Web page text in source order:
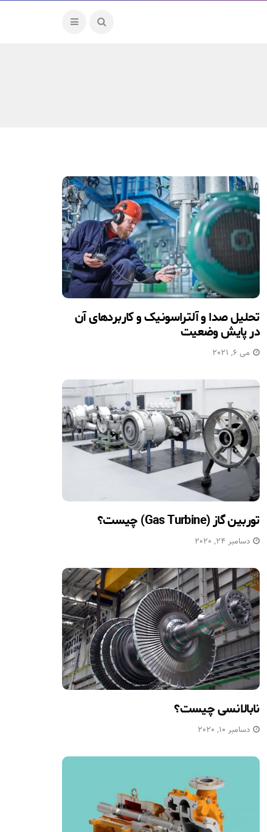
تحلیل صدا و آلتراسونیک و کاربردهای آن
در پایش وضعیت
می 6, 2021
توربین گاز (Gas Turbine) چیست؟
دسامبر 24, 2020
نابالانسی چیست؟
دسامبر 10, 2020